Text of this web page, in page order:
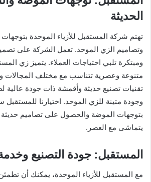
الحديثة
تهتم شركة المستقبل للأزياء الموحدة
وتصاميم الزي الموحد. تعمل الشركة على
ومبتكرة تلبي احتياجات العملاء. يتميز زي
متنوعة وعصرية تتناسب مع مختلف المجالات
تقنيات تصنيع حديثة وأقمشة ذات جودة عالية
وجودة متينة للزي الموحد. اختيارنا
بتوجهات الموضة والحصول على تصاميم
يتماشى مع العصر.
المستقبل: جودة التصنيع وخدمة
مع المستقبل للأزياء الموحدة، يمكنك أن